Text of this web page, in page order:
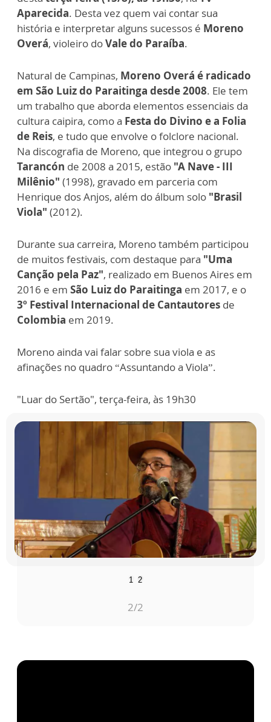
Aparecida. Desta vez quem vai contar sua
história e interpretar alguns sucessos é Moreno
Overá, violeiro doVale do Paraíba.
Natural de Campinas, Moreno Overá é radicado
em São Luiz do Paraitinga desde 2008. Ele tem
um trabalho que aborda elementos essenciais da
cultura caipira, como a Festa do Divino e a Folia
de Reis, e tudo que envolve o folclore nacional.
Na discografia de Moreno, que integrou o grupo
Tarancón de 2008 a 2015, estão "A Nave - III
Milênio" (1998), gravado em parceria com
Henrique dos Anjos, além do álbum solo "Brasil
Viola" (2012).
Durante sua carreira, Moreno também participou
de muitos festivais, com destaque para "Uma
Canção pela Paz", realizado em Buenos Aires em
2016 e em São Luiz do Paraitinga em 2017, e o
3º Festival Internacional de Cantautores de
Colombia em 2019.
Moreno ainda vai falar sobre sua viola e as
afinações no quadro “Assuntando a Viola”.
"Luar do Sertão", terça-feira, às 19h30
1 2
1/2